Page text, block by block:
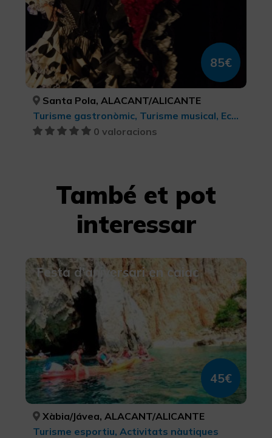
85€
Santa Pola, ALACANT/ALICANTE
Turisme gastronòmic, Turisme musical, Ecoturisme, Xarxa de centres d’Art Contemporani, Turisme d'oci i diversió, Turisme cultural, Turisme rural i natural
0 valoracions
També et pot
interessar
Festa d'aniversari en caiac
45€
Xàbia/Jávea, ALACANT/ALICANTE
Turisme esportiu, Activitats nàutiques